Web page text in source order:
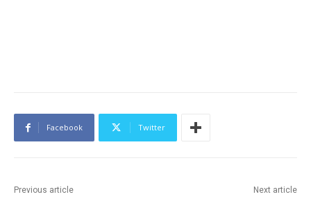
Facebook Twitter
Previous article Next article